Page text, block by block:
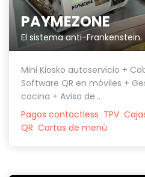
PAYMEZONE
El sistema anti-Frankenstein.
Mini Kiosko autoservicio +
Software QR en móviles +
cocina + Aviso de...
Pagos contactless TPV
QR Cartas de menú